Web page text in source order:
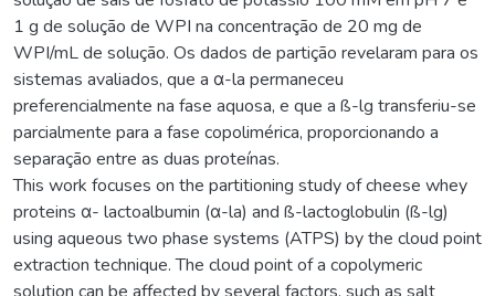
1 g de solução de WPI na concentração de 20 mg de
WPI/mL de solução. Os dados de partição revelaram para os
sistemas avaliados, que a α-la permaneceu
preferencialmente na fase aquosa, e que a ß-lg transferiu-se
parcialmente para a fase copolimérica, proporcionando a
separação entre as duas proteínas.
This work focuses on the partitioning study of cheese whey
proteins α- lactoalbumin (α-la) and ß-lactoglobulin (ß-lg)
using aqueous two phase systems (ATPS) by the cloud point
extraction technique. The cloud point of a copolymeric